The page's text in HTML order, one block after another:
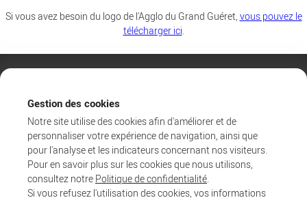
Gestion des cookies
Notre site utilise des cookies afin d'améliorer et de
personnaliser votre expérience de navigation, ainsi que
pour l'analyse et les indicateurs concernant nos visiteurs.
Pour en savoir plus sur les cookies que nous utilisons,
consultez notre Politique de confidentialité
Si vous refusez l'utilisation des cookies, vos informations
Si vous avez besoin du logo de l'Agglo du Grand Guéret, vous pouvez le
télécharger ici.